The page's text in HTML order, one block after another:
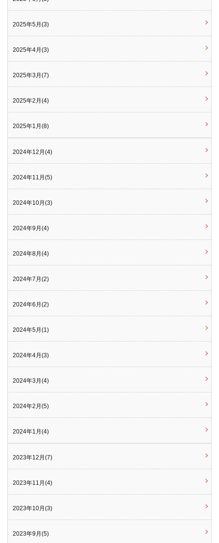
2025年5月(3)
2025年4月(3)
2025年3月(7)
2025年2月(4)
2025年1月(8)
2024年12月(4)
2024年11月(5)
2024年10月(3)
2024年9月(4)
2024年8月(4)
2024年7月(2)
2024年6月(2)
2024年5月(1)
2024年4月(3)
2024年3月(4)
2024年2月(5)
2024年1月(4)
2023年12月(7)
2023年11月(4)
2023年10月(3)
2023年9月(5)